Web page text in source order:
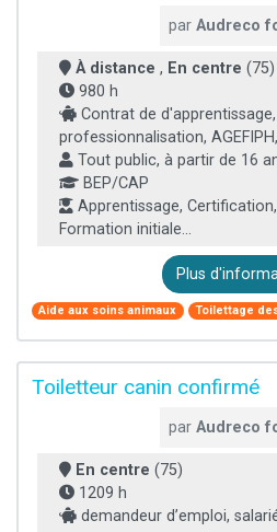
par Audreco
À distance , En centre (75)
980 h
Contrat de
professionnalisation, AGEFIPH,
Tout public, à partir de 16
BEP/CAP
Apprentissage,
Formation initiale...
Plus
Aide aux soins animaux Toilettage
Toiletteur canin confirmé
par Audreco
En centre (75)
1209 h
demandeur d’emploi,